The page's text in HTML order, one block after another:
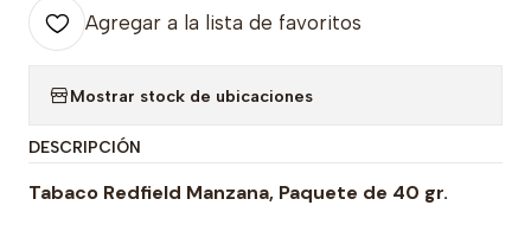
Agregar a la lista de favoritos
Mostrar stock de ubicaciones
DESCRIPCIÓN
Tabaco Redfield Manzana, Paquete de 40 gr.